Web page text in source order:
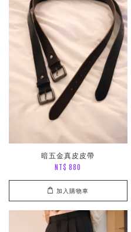
暗五金真皮皮帶
NT$ 880
加入購物車